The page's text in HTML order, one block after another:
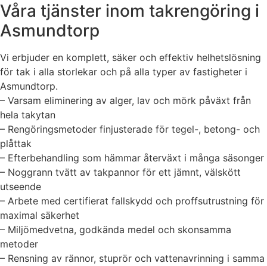
Våra tjänster inom takrengöring i
Asmundtorp
Vi erbjuder en komplett, säker och effektiv helhetslösning
för tak i alla storlekar och på alla typer av fastigheter i
Asmundtorp.
– Varsam eliminering av alger, lav och mörk påväxt från
hela takytan
– Rengöringsmetoder finjusterade för tegel-, betong- och
plåttak
– Efterbehandling som hämmar återväxt i många säsonger
– Noggrann tvätt av takpannor för ett jämnt, välskött
utseende
– Arbete med certifierat fallskydd och proffsutrustning för
maximal säkerhet
– Miljömedvetna, godkända medel och skonsamma
metoder
– Rensning av rännor, stuprör och vattenavrinning i samma